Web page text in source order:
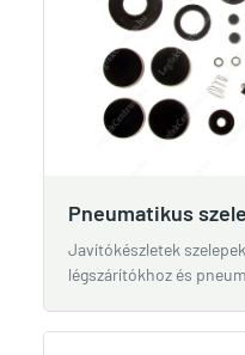
Pneumatikus
Javítókészletek
légszárítókhoz és